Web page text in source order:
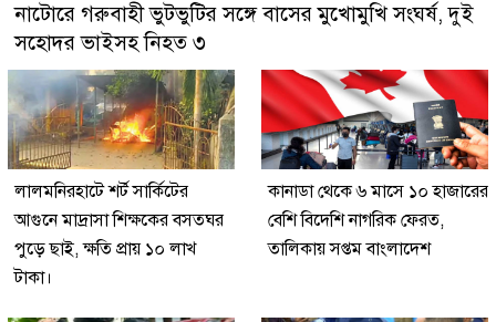
নাটোরে গরুবাহী ভুটভুটির সঙ্গে বাসের মুখোমুখি সংঘর্ষ, দুই
সহোদর ভাইসহ নিহত ৩
লালমনিরহাটে শর্ট সার্কিটের
আগুনে মাদ্রাসা শিক্ষকের বসতঘর
পুড়ে ছাই, ক্ষতি প্রায় ১০ লাখ
টাকা।
কানাডা থেকে ৬ মাসে ১০ হাজারের
বেশি বিদেশি নাগরিক ফেরত,
তালিকায় সপ্তম বাংলাদেশ